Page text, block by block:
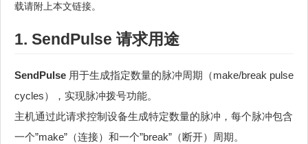
载请附上本文链接。
1. SendPulse 请求用途
SendPulse 用于生成指定数量的脉冲周期（make/break pulse
cycles），实现脉冲拨号功能。
主机通过此请求控制设备生成特定数量的脉冲，每个脉冲包含
一个”make”（连接）和一个”break”（断开）周期。